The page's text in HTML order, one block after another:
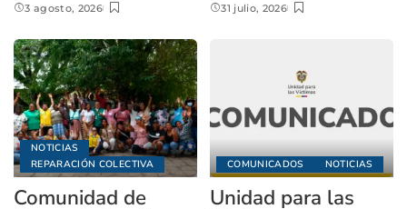
3 agosto, 2026 31 julio, 2026
NOTICIAS
REPARACIÓN COLECTIVA
Comunidad de
COMUNICADOS NOTICIAS
Unidad para las